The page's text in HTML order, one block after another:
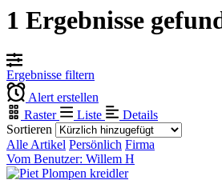
1 Ergebnisse
Ergebnisse filtern
Alert erstellen
Raster
Liste
Details
Sortieren
Alle Artikel Persönlich Firma
Vom Benutzer: Willem H